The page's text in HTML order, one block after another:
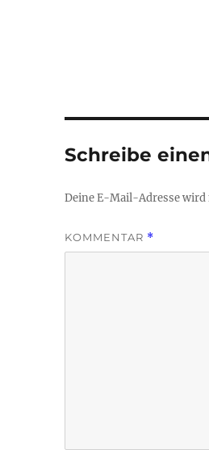
Schreibe
Deine E-Mail-Adresse
KOMMENTAR *